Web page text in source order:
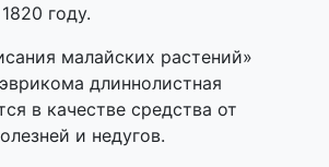
году.
малайских растений»
длиннолистная
в качестве средства от
и недугов.